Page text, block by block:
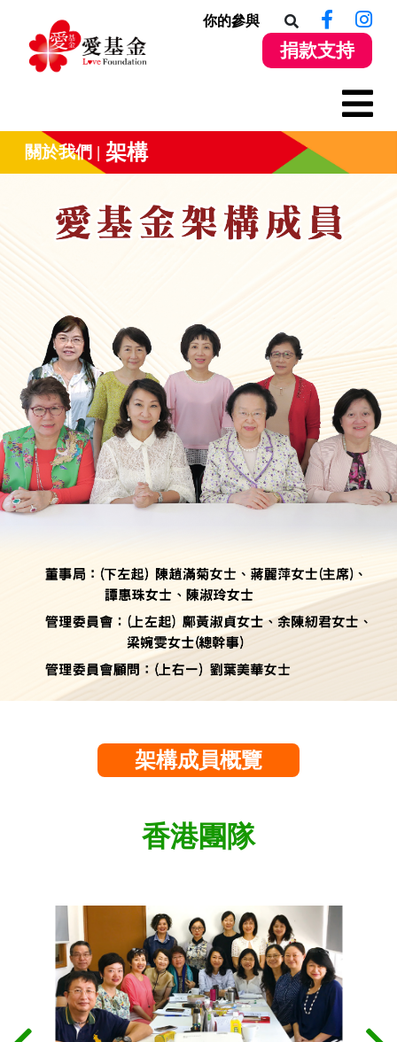
你的參與
捐款支持
關於我們 架構
架構成員概覽
香港團隊